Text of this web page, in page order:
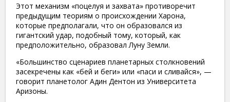
Этот механизм «поцелуя и захвата» противоречит
предыдущим теориям о происхождении Харона,
которые предполагали, что он образовался из
гигантский удар, подобный тому, который, как
предположительно, образовал Луну Земли.
«Большинство сценариев планетарных столкновений
засекречены как «бей и беги» или «паси и сливайся», —
говорит планетолог Адин Дентон из Университета
Аризоны.